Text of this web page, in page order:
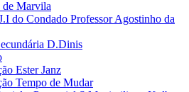
Marvila
do Condado Professor Agostinho da
D.Dinis
Ester Janz
Tempo de Mudar